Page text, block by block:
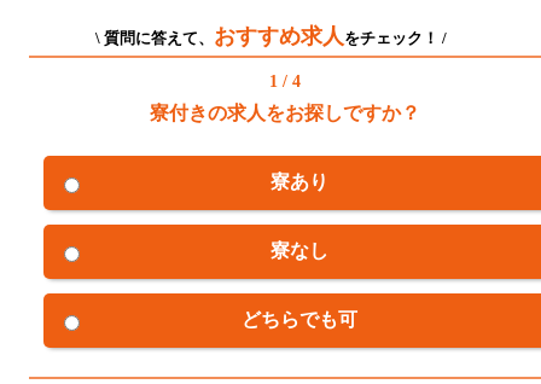
\ 質問に答えて、 おすすめ求人をチェック！ /
1 / 4
寮付きの求人をお探しですか？
寮あり
寮なし
どちらでも可